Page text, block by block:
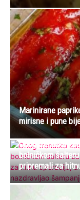
Marinirane
mirisne i pune
Onog trenutka
bolničkom
pripremali za